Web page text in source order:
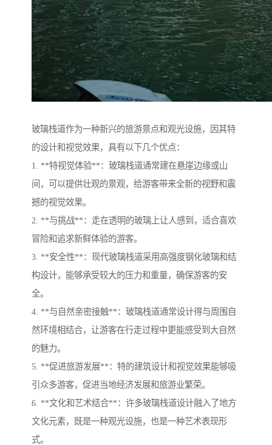
玻璃栈道作为一种新兴的旅游景点和观光设施，因其特
的设计和视觉效果，具有以下几个优点：
1. **特视觉体验**：玻璃栈道通常建在悬崖边缘或山
间，可以提供壮观的景观，给游客带来全新的视野和震
撼的视觉效果。
2. **与挑战**：走在透明的玻璃上让人感到，适合喜欢
冒险和追求新鲜体验的游客。
3. **安全性**：现代玻璃栈道采用高强度钢化玻璃和结
构设计，能够承受较大的压力和重量，确保游客的安
全。
4. **与自然亲密接触**：玻璃栈道通常设计得与周围自
然环境相结合，让游客在行走过程中更能感受到大自然
的魅力。
5. **促进旅游发展**：特的建筑设计和视觉效果能够吸
引众多游客，促进当地经济发展和旅游业繁荣。
6. **文化和艺术结合**：许多玻璃栈道设计融入了地方
文化元素，既是一种观光设施，也是一种艺术表现形
式。